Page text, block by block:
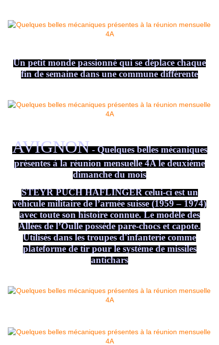
Un petit monde passionné qui se déplace chaque
fin de semaine dans une commune différente
AVIGNON- Quelques belles mécaniques
présentes à la réunion mensuelle 4A le deuxième
dimanche du mois
STEYR PUCH HAFLINGER celui-ci est un
véhicule militaire de l’armée suisse (1959 – 1974)
avec toute son histoire connue. Le modèle des
Allées de l’Oulle possède pare-chocs et capote.
Utilisés dans les troupes d'infanterie comme
plateforme de tir pour le système de missiles
antichars